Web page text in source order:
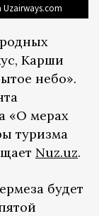
Карши
небо».
«О мерах
туризма
Nuz.uz.
будет